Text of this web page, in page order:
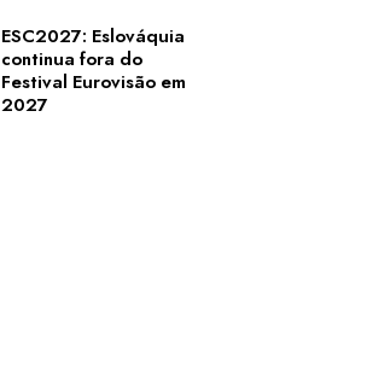
ESC2027: Eslováquia
continua fora do
Festival Eurovisão em
2027